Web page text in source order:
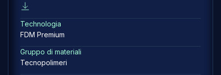
Technologia
FDM Premium
Gruppo di materiali
Tecnopolimeri